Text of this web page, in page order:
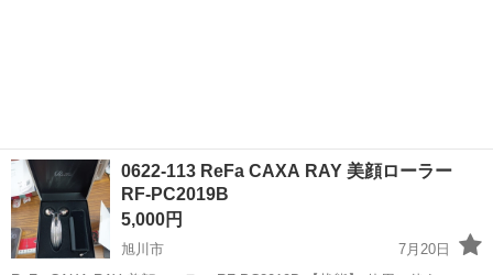
0622-113 ReFa CAXA RAY 美顔ローラー
RF-PC2019B
5,000円
旭川市
7月20日